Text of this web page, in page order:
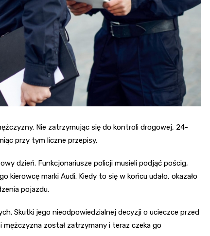
Nie zatrzymując się do kontroli drogowej, 24-
przy tym liczne przepisy.
dzień. Funkcjonariusze policji musieli podjąć pościg,
kierowcę marki Audi. Kiedy to się w końcu udało, okazało
pojazdu.
Skutki jego nieodpowiedzialnej decyzji o ucieczce przed
został zatrzymany i teraz czeka go